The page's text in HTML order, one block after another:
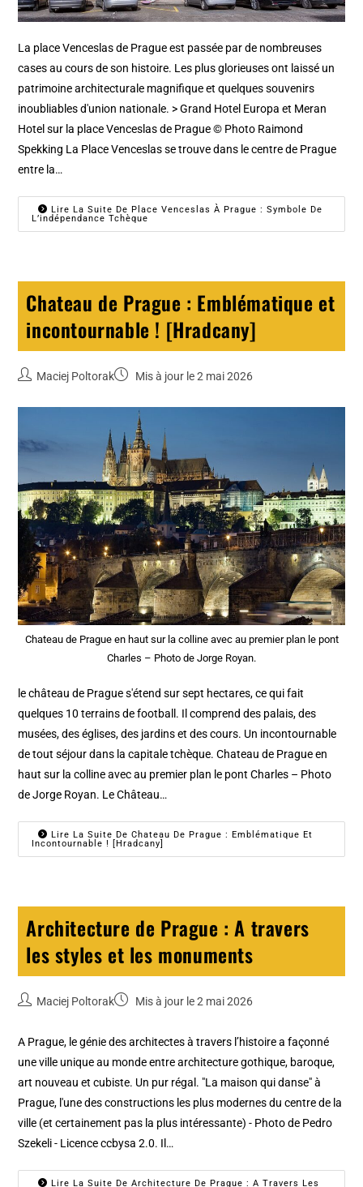
La place Venceslas de Prague est passée par de nombreuses
cases au cours de son histoire. Les plus glorieuses ont laissé un
patrimoine architecturale magnifique et quelques souvenirs
inoubliables d'union nationale. > Grand Hotel Europa et Meran
Hotel sur la place Venceslas de Prague © Photo Raimond
Spekking La Place Venceslas se trouve dans le centre de Prague
entre la…
Lire La Suite De Place Venceslas À Prague : Symbole De
L’indépendance Tchèque
Chateau de Prague : Emblématique et
incontournable ! [Hradcany]
Maciej Poltorak Mis à jour le 2 mai 2026
Chateau de Prague en haut sur la colline avec au premier plan le pont
Charles – Photo de Jorge Royan.
le château de Prague s'étend sur sept hectares, ce qui fait
quelques 10 terrains de football. Il comprend des palais, des
musées, des églises, des jardins et des cours. Un incontournable
de tout séjour dans la capitale tchèque. Chateau de Prague en
haut sur la colline avec au premier plan le pont Charles – Photo
de Jorge Royan. Le Château…
Lire La Suite De Chateau De Prague : Emblématique Et
Incontournable ! [Hradcany]
Architecture de Prague : A travers
les styles et les monuments
Maciej Poltorak Mis à jour le 2 mai 2026
A Prague, le génie des architectes à travers l’histoire a façonné
une ville unique au monde entre architecture gothique, baroque,
art nouveau et cubiste. Un pur régal. "La maison qui danse" à
Prague, l'une des constructions les plus modernes du centre de la
ville (et certainement pas la plus intéressante) - Photo de Pedro
Szekeli - Licence ccbysa 2.0. Il…
Lire La Suite De Architecture De Prague : A Travers Les